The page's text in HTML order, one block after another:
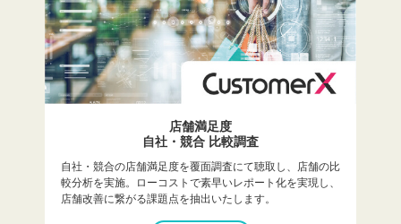
店舗満足度
自社・競合 比較調査
自社・競合の店舗満足度を覆面調査にて聴取し、店舗の比
較分析を実施。ローコストで素早いレポート化を実現し、
店舗改善に繋がる課題点を抽出いたします。